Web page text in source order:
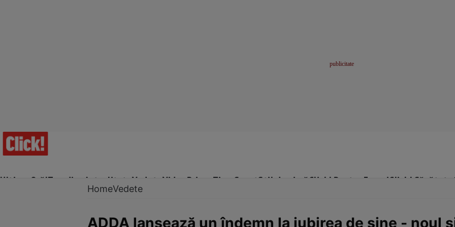
Ultima Oră!Trending Actualitate Vedete Video Prime Time SportStil de viațăClick! Pentru FemeiClick! Sănătate
HomeVedete
ADDA lansează un îndemn la iubirea de sine - noul